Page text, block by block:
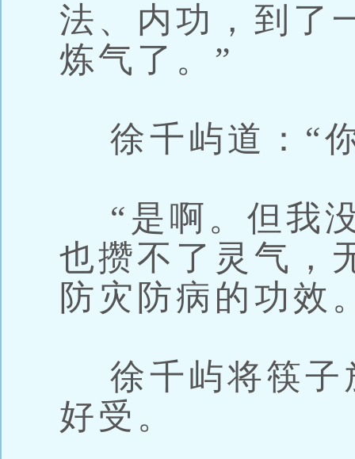
法、内功，到了
炼气了。”
徐千屿道：“
“是啊。但我
也攒不了灵气，
防灾防病的功效
徐千屿将筷子
好受。